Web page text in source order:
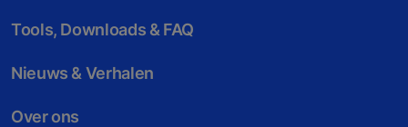
Tools, Downloads & FAQ
Nieuws & Verhalen
Over ons